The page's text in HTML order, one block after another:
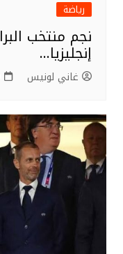
رياضة
نجم منتخب
إنجليزيا…
غاني لونيس